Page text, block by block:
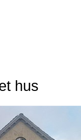
hus